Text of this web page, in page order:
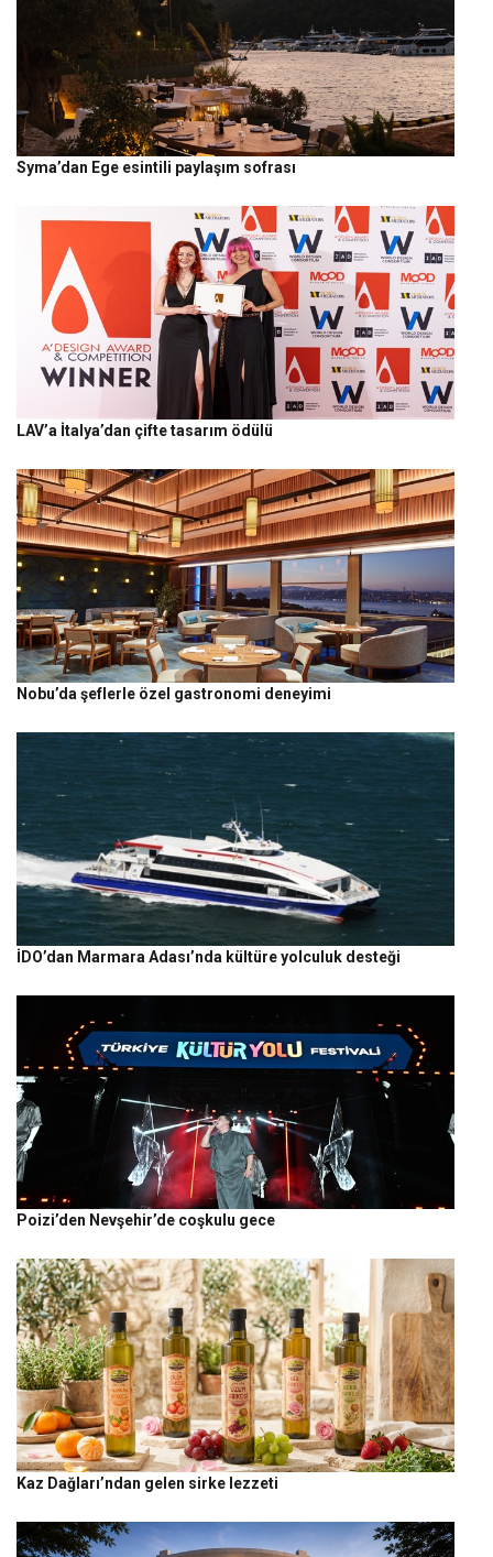
Syma’dan Ege esintili paylaşım sofrası
LAV’a İtalya’dan çifte tasarım ödülü
Nobu’da şeflerle özel gastronomi deneyimi
İDO’dan Marmara Adası’nda kültüre yolculuk desteği
Poizi’den Nevşehir’de coşkulu gece
Kaz Dağları’ndan gelen sirke lezzeti